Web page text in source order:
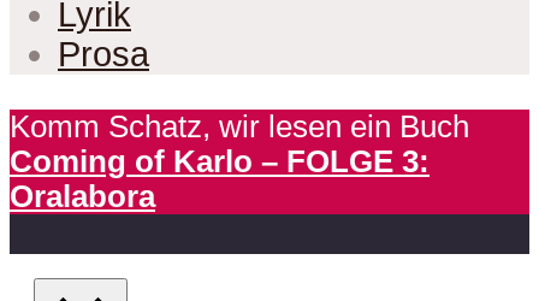
Lyrik
Prosa
Komm Schatz, wir lesen ein Buch
Coming of Karlo – FOLGE 3:
Oralabora